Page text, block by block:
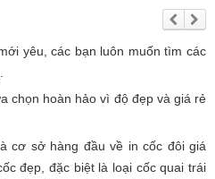
Trư
ớc
Tiế
p
the
o
yêu, các bạn luôn muốn tìm các
chọn hoàn hảo vì độ đẹp và giá rẻ
cơ sở hàng đầu về in cốc đôi giá
đẹp, đặc biệt là loại cốc quai trái